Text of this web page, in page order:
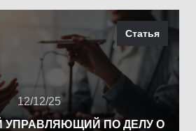
Статья
12/12/25
УПРАВЛЯЮЩИЙ ПО ДЕЛУ О